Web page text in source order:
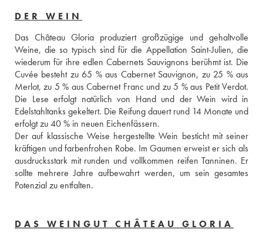
DER WEIN
Das Château Gloria produziert großzügige und gehaltvolle
Weine, die so typisch sind für die Appellation Saint-Julien, die
wiederum für ihre edlen Cabernets Sauvignons berühmt ist. Die
Cuvée besteht zu 65 % aus Cabernet Sauvignon, zu 25 % aus
Merlot, zu 5 % aus Cabernet Franc und zu 5 % aus Petit Verdot.
Die Lese erfolgt natürlich von Hand und der Wein wird in
Edelstahltanks gekeltert. Die Reifung dauert rund 14 Monate und
erfolgt zu 40 % in neuen Eichenfässern.
Der auf klassische Weise hergestellte Wein besticht mit seiner
kräftigen und farbenfrohen Robe. Im Gaumen erweist er sich als
ausdrucksstark mit runden und vollkommen reifen Tanninen. Er
sollte mehrere Jahre aufbewahrt werden, um sein gesamtes
Potenzial zu entfalten.
DAS WEINGUT CHÂTEAU GLORIA